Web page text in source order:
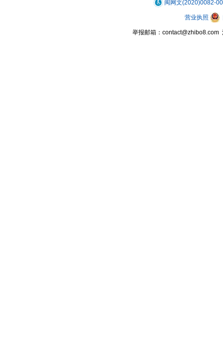
闽网文(2020)0082-
营业执照
举报邮箱：